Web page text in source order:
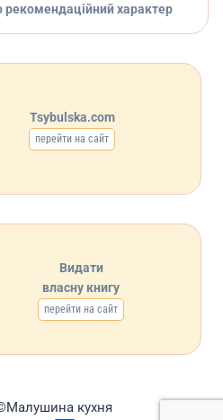
рекомендаційний характер
Tsybulska.com
перейти на сайт
Видати
власну книгу
перейти на сайт
кухня